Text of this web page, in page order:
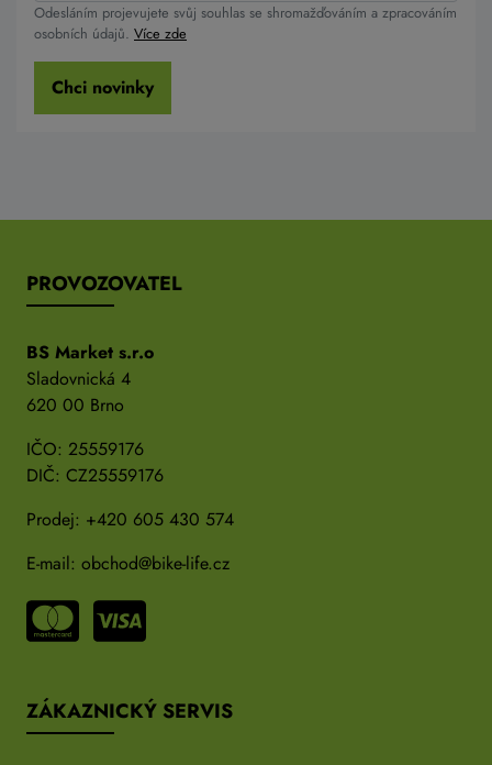
Odesláním projevujete svůj souhlas se shromažďováním a zpracováním
osobních údajů. Více zde
Chci novinky
PROVOZOVATEL
BS Market s.r.o
Sladovnická 4
620 00 Brno
IČO: 25559176
DIČ: CZ25559176
Prodej: +420 605 430 574
E-mail: obchod@bike-life.cz
ZÁKAZNICKÝ SERVIS